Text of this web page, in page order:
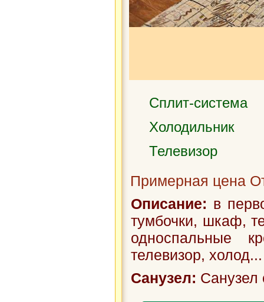
Сплит-система
Холодильник
Телевизор
Примерная цена
Описание: в
тумбочки, шкаф,
односпальные
телевизор, холод...
Санузел: